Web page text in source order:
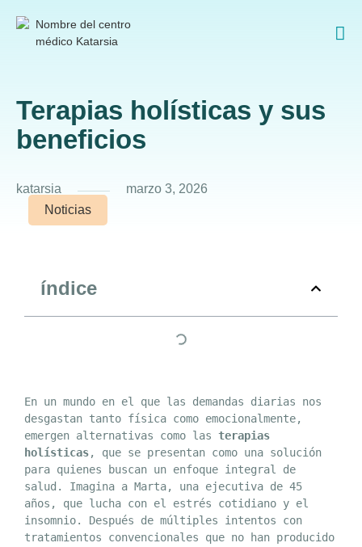
Terapias holísticas y sus
beneficios
katarsia
marzo 3, 2026
Noticias
índice
En un mundo en el que las demandas diarias nos
desgastan tanto física como emocionalmente,
emergen alternativas como las terapias
holísticas, que se presentan como una solución
para quienes buscan un enfoque integral de
salud. Imagina a Marta, una ejecutiva de 45
años, que lucha con el estrés cotidiano y el
insomnio. Después de múltiples intentos con
tratamientos convencionales que no han producido